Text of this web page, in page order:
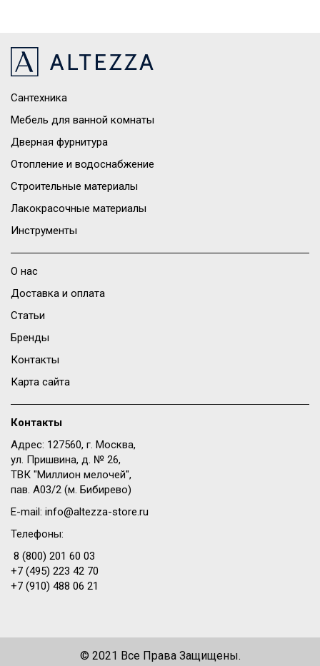
Сантехника
Мебель для ванной комнаты
Дверная фурнитура
Отопление и водоснабжение
Строительные материалы
Лакокрасочные материалы
Инструменты
О нас
Доставка и оплата
Статьи
Бренды
Контакты
Карта сайта
Контакты
Адрес: 127560, г. Москва,
ул. Пришвина, д. № 26,
ТВК "Миллион мелочей",
пав. A03/2 (м. Бибирево)
E-mail: info@altezza-store.ru
Телефоны:
8 (800) 201 60 03
+7 (495) 223 42 70
+7 (910) 488 06 21
© 2021 Все Права Защищены.